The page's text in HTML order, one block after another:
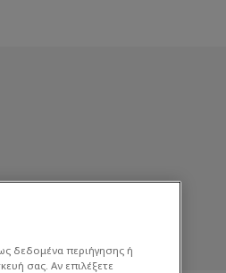
δεδομένα περιήγησης ή
σας. Αν επιλέξετε